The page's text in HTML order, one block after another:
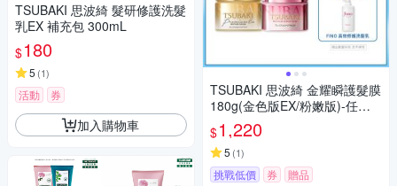
TSUBAKI 思波綺 髮研修護洗髮
乳EX 補充包 300mL
$180
5 (1)
活動 券
加入購物車
TSUBAKI 思波綺 金耀瞬護髮膜
180g(金色版EX/粉嫩版)-任選4
入組
$1,220
5 (1)
挑戰低價 券 贈品